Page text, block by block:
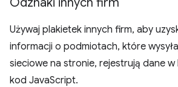
Używaj plakietek innych firm, aby
informacji o podmiotach, które
sieciowe na stronie, rejestrują dane w
kod JavaScript.